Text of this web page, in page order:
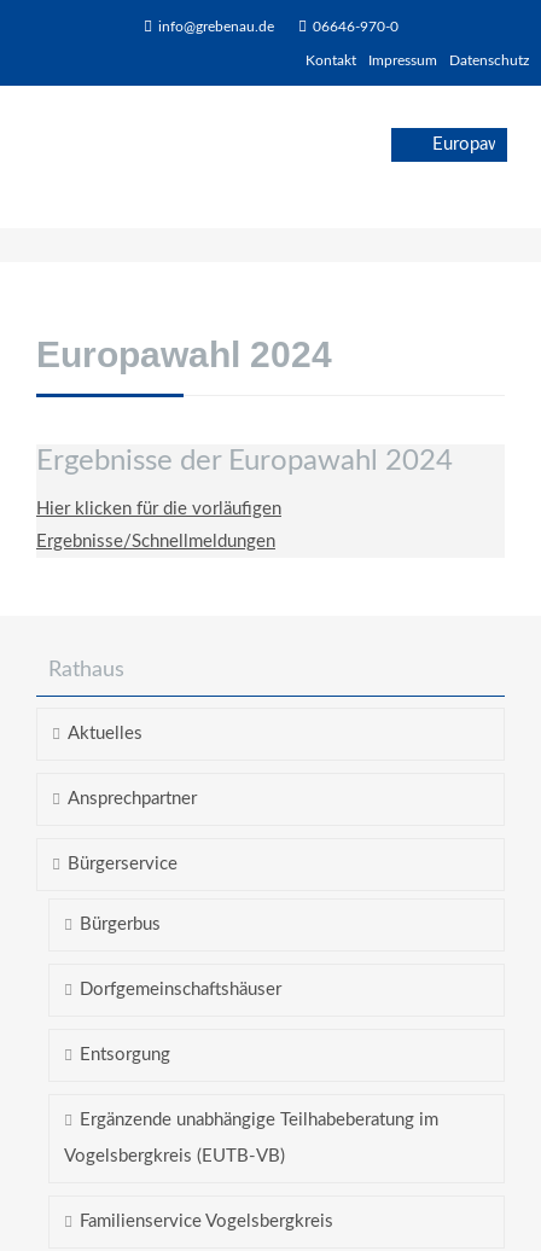
info@grebenau.de 06646-970-0
Kontakt Impressum Datenschutz
Europawahl 2024
Ergebnisse der Europawahl 2024
Hier klicken für die vorläufigen
Ergebnisse/Schnellmeldungen
Rathaus
Aktuelles
Ansprechpartner
Bürgerservice
Bürgerbus
Dorfgemeinschaftshäuser
Entsorgung
Ergänzende unabhängige Teilhabeberatung im
Vogelsbergkreis (EUTB-VB)
Familienservice Vogelsbergkreis